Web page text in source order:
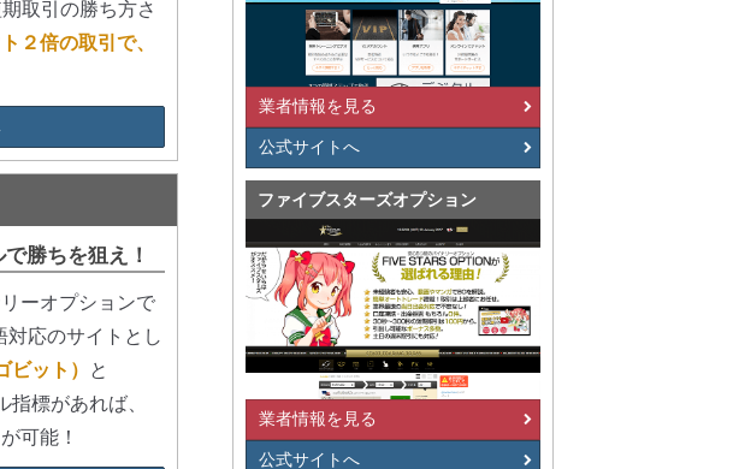
取引の勝ち方さ
２倍の取引で、
勝ちを狙え！
ーオプションで
応のサイトとし
ット） と
標があれば、
可能！
業者情報を見る
公式サイトへ
ファイブスターズオプション
業者情報を見る
公式サイトへ